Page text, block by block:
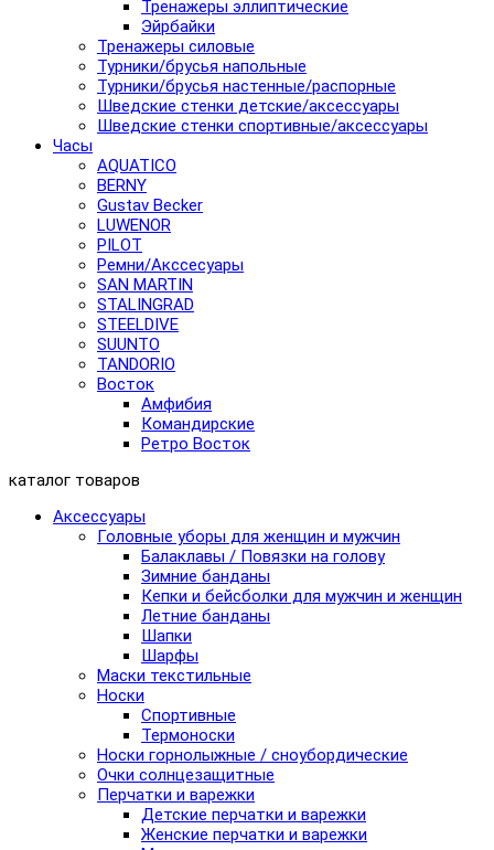
Тренажеры эллиптические
Эйрбайки
Тренажеры силовые
Турники/брусья напольные
Турники/брусья настенные/распорные
Шведские стенки детские/аксессуары
Шведские стенки спортивные/аксессуары
Часы
AQUATICO
BERNY
Gustav Becker
LUWENOR
PILOT
Pемни/Акссесуары
SAN MARTIN
STALINGRAD
STEELDIVE
SUUNTO
TANDORIO
Восток
Амфибия
Командирские
Ретро Восток
каталог товаров
Аксессуары
Головные уборы для женщин и мужчин
Балаклавы / Повязки на голову
Зимние банданы
Кепки и бейсболки для мужчин и женщин
Летние банданы
Шапки
Шарфы
Маски текстильные
Носки
Спортивные
Термоноски
Носки горнолыжные / сноубордические
Очки солнцезащитные
Перчатки и варежки
Детские перчатки и варежки
Женские перчатки и варежки